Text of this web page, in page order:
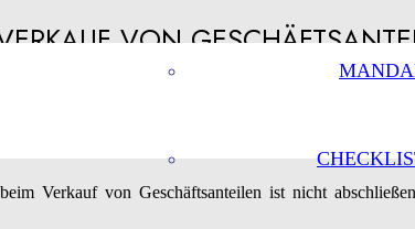
VON
Verkauf von Geschäftsanteilen ist nicht